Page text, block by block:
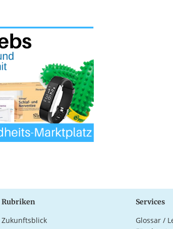
Rubriken
Zukunftsblick
Services
Glossar /